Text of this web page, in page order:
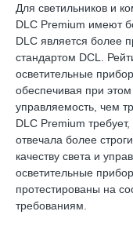
Для светильников и
DLC Premium имеют
DLC является более
стандартом DCL.
осветительные
обеспечивая при
управляемость, чем
DLC Premium
отвечала более
качеству света и
осветительные
протестированы на
требованиям.